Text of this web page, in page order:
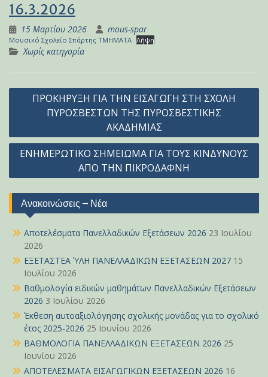
16.3.2026
15 Μαρτίου 2026 mous-spar
Μουσικό Σχολείο Σπάρτης TMHMATA Λήψη
Χωρίς κατηγορία
Πλοήγηση
άρθρων
ΠΡΟΚΗΡΥΞΗ ΓΙΑ ΤΗΝ ΕΙΣΑΓΩΓΗ ΣΤΗ ΣΧΟΛΗ
ΠΥΡΟΣΒΕΣΤΩΝ ΤΗΣ ΠΥΡΟΣΒΕΣΤΙΚΗΣ
ΑΚΑΔΗΜΙΑΣ
ΕΝΗΜΕΡΩΤΙΚΟ ΣΗΜΕΙΩΜΑ ΓΙΑ ΤΟΥΣ ΚΙΝΔΥΝΟΥΣ
ΑΠΟ ΤΗΝ ΠΙΚΡΟΔΑΦΝΗ
Ανακοινώσεις – Νέα
Αποτελέσματα Πανελλαδικών Εξετάσεων 2026 23 Ιουλίου
2026
ΕΞΕΤΑΣΤΕΑ ΎΛΗ ΠΑΝΕΛΛΑΔΙΚΩΝ ΕΞΕΤΑΣΕΩΝ 2027 15
Ιουλίου 2026
Βαθμολογία ειδικών μαθημάτων Πανελλαδικών Εξετάσεων
2026 3 Ιουλίου 2026
Έκθεση αυτοαξιολόγησης σχολικής μονάδας για το σχολικό
έτος 2025-2026 25 Ιουνίου 2026
ΒΑΘΜΟΛΟΓΙΑ ΠΑΝΕΛΛΑΔΙΚΩΝ ΕΞΕΤΑΣΕΩΝ 2026 25
Ιουνίου 2026
ΑΠΟΤΕΛΕΣΜΑΤΑ ΕΙΣΑΓΩΓΙΚΩΝ ΕΞΕΤΑΣΕΩΝ 2026 16